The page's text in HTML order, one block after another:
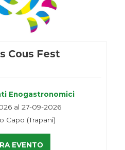
Cous Fest
Enogastronomici
al 27-09-2026
Capo (Trapani)
EVENTO